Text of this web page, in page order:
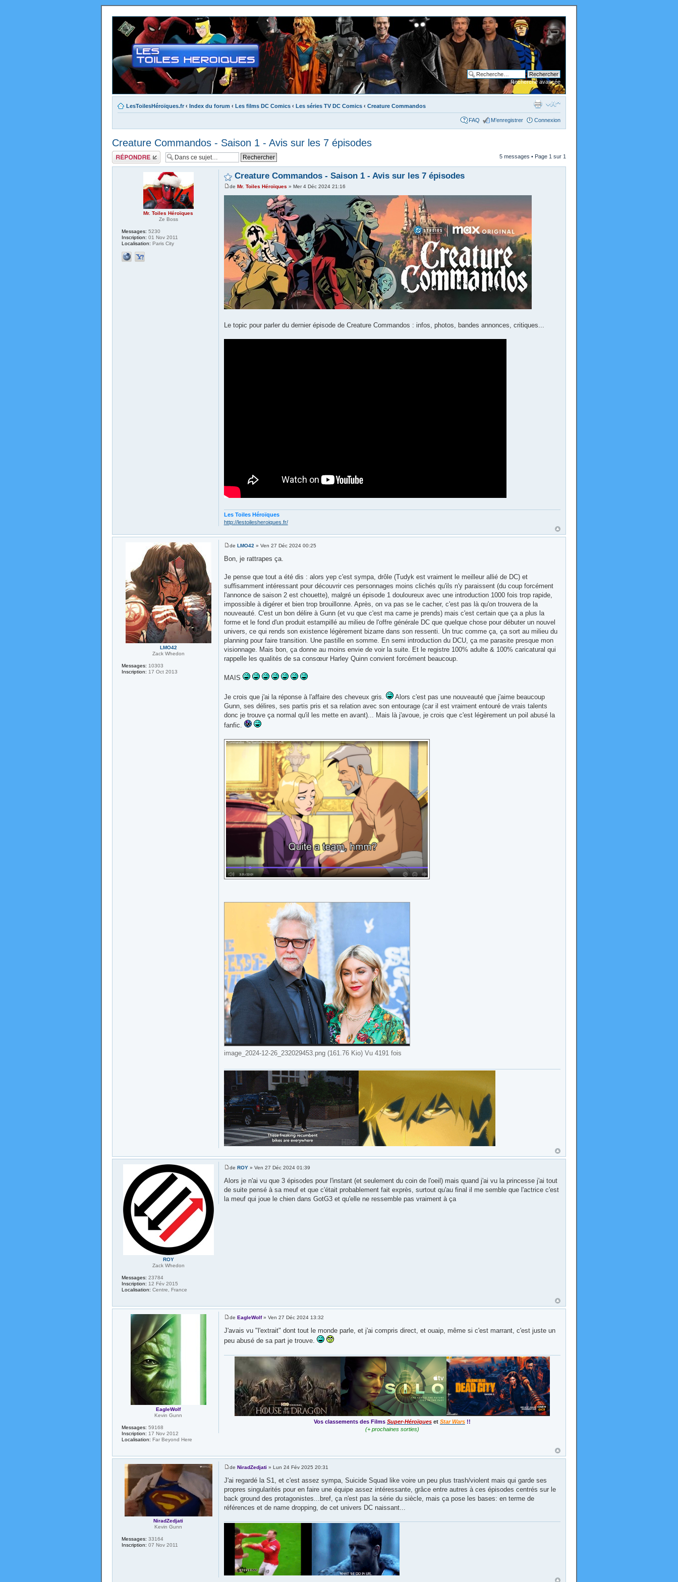
Recherche avancée
LesToilesHéroïques.fr ‹ Index du forum ‹ Les films DC Comics ‹ Les séries TV DC Comics ‹ Creature Commandos
FAQ M’enregistrer Connexion
Creature Commandos - Saison 1 - Avis sur les 7 épisodes
Répondre 5 messages • Page 1 sur 1
Creature Commandos - Saison 1 - Avis sur les 7 épisodes
de Mr. Toiles Héroïques » Mer 4 Déc 2024 21:16
Le topic pour parler du dernier épisode de Creature Commandos : infos, photos, bandes annonces, critiques...
Les Toiles Héroïques
http://lestoilesheroiques.fr/
Mr. Toiles Héroïques
Ze Boss
Messages: 5230
Inscription: 01 Nov 2011
Localisation: Paris City
de LMO42» Ven 27 Déc 2024 00:25
Bon, je rattrapes ça.
Je pense que tout a été dis : alors yep c'est sympa, drôle (Tudyk est vraiment le meilleur allié de DC) et
suffisamment intéressant pour découvrir ces personnages moins clichés qu'ils n'y paraissent (du coup forcément
l'annonce de saison 2 est chouette), malgré un épisode 1 douloureux avec une introduction 1000 fois trop rapide,
impossible à digérer et bien trop brouillonne. Après, on va pas se le cacher, c'est pas là qu'on trouvera de la
nouveauté. C'est un bon délire à Gunn (et vu que c'est ma came je prends) mais c'est certain que ça a plus la
forme et le fond d'un produit estampillé au milieu de l'offre générale DC que quelque chose pour débuter un nouvel
univers, ce qui rends son existence légèrement bizarre dans son ressenti. Un truc comme ça, ça sort au milieu du
planning pour faire transition. Une pastille en somme. En semi introduction du DCU, ça me parasite presque mon
visionnage. Mais bon, ça donne au moins envie de voir la suite. Et le registre 100% adulte & 100% caricatural qui
rappelle les qualités de sa consœur Harley Quinn convient forcément beaucoup.
MAIS
Je crois que j'ai la réponse à l'affaire des cheveux gris.
Alors c'est pas une nouveauté que j'aime beaucoup
Gunn, ses délires, ses partis pris et sa relation avec son entourage (car il est vraiment entouré de vrais talents
donc je trouve ça normal qu'il les mette en avant)... Mais là j'avoue, je crois que c'est légèrement un poil abusé la
fanfic.
image_2024-12-26_232029453.png (161.76 Kio) Vu 4191 fois
LMO42
Zack Whedon
Messages: 10303
Inscription: 17 Oct 2013
de ROY» Ven 27 Déc 2024 01:39
Alors je n'ai vu que 3 épisodes pour l'instant (et seulement du coin de l'oeil) mais quand j'ai vu la princesse j'ai tout
de suite pensé à sa meuf et que c'était probablement fait exprès, surtout qu'au final il me semble que l'actrice c'est
la meuf qui joue le chien dans GotG3 et qu'elle ne ressemble pas vraiment à ça
ROY
Zack Whedon
Messages: 23784
Inscription: 12 Fév 2015
Localisation: Centre, France
de EagleWolf» Ven 27 Déc 2024 13:32
J'avais vu "l'extrait" dont tout le monde parle, et j'ai compris direct, et ouaip, même si c'est marrant, c'est juste un
peu abusé de sa part je trouve.
Vos classements des Films Super-Héroïques et Star Wars !!
(+ prochaines sorties)
EagleWolf
Kevin Gunn
Messages: 59168
Inscription: 17 Nov 2012
Localisation: Far Beyond Here
de NiradZedjati » Lun 24 Fév 2025 20:31
J'ai regardé la S1, et c'est assez sympa, Suicide Squad like voire un peu plus trash/violent mais qui garde ses
propres singularités pour en faire une équipe assez intéressante, grâce entre autres à ces épisodes centrés sur le
back ground des protagonistes...bref, ça n'est pas la série du siècle, mais ça pose les bases: en terme de
références et de name dropping, de cet univers DC naissant...
NiradZedjati
Kevin Gunn
Messages: 33164
Inscription: 07 Nov 2011